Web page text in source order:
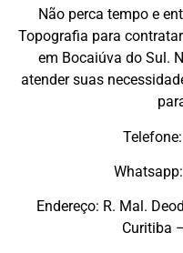
Não perca tempo e
Topografia para
em Bocaiúva do Sul.
atender suas
Endereço: R. Mal.
Curitiba